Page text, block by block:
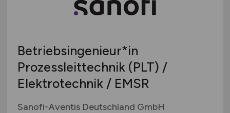
Betriebsingenieur*in
Prozessleittechnik (PLT) /
Elektrotechnik / EMSR
Sanofi-Aventis Deutschland GmbH